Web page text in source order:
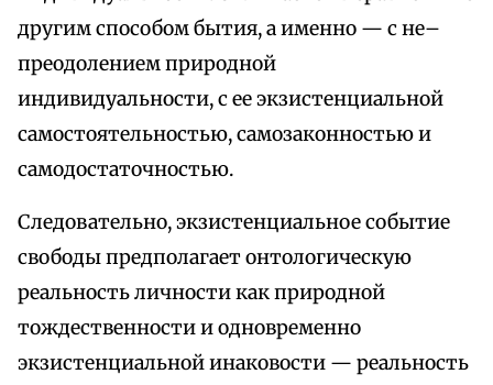
другим способом бытия, а именно — с не–
преодолением природной
индивидуальности, с ее экзистенциальной
самостоятельностью, самозаконностью и
самодостаточностью.
Следовательно, экзистенциальное событие
свободы предполагает онтологическую
реальность личности как природной
тождественности и одновременно
экзистенциальной инаковости — реальность